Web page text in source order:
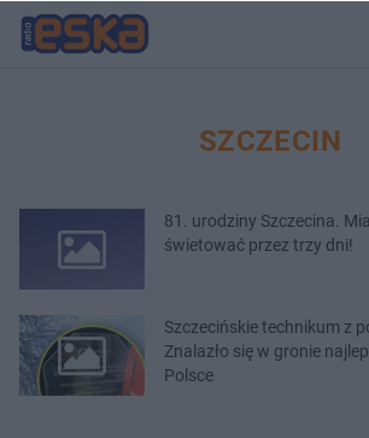
SZCZECIN
81. urodziny Szczecina.
świetować przez trzy dni!
Szczecińskie technikum z
Znalazło się w gronie
Polsce